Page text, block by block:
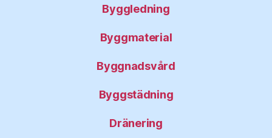
Byggledning
Byggmaterial
Byggnadsvård
Byggstädning
Dränering